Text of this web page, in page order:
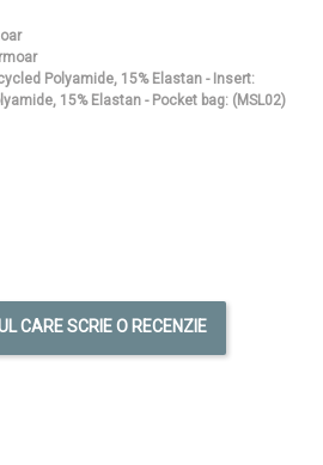
Polyamide, 15% Elastan - Insert:
15% Elastan - Pocket bag: (MSL02)
CARE SCRIE O RECENZIE